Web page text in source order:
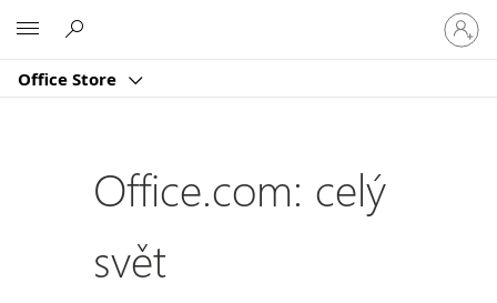
Office Store
se
ke
účtu
Office.com: celý
svět